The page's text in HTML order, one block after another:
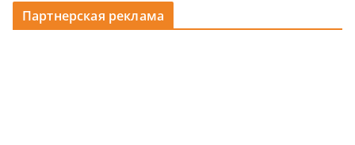
Партнерская реклама